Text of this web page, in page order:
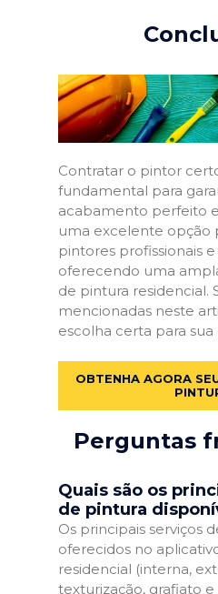
Contratar o pintor
fundamental para
acabamento perfeito
uma excelente opção
pintores profissionais
oferecendo uma
de pintura residencial.
mencionadas neste
escolha certa para sua
OBTENHA AGORA
Perguntas
Quais são os
de pintura
Os principais serviços
oferecidos no
residencial (interna,
texturização, grafiato